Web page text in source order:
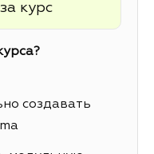
курс
создавать